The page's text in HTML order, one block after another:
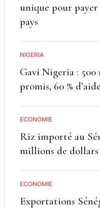
unique pour payer
pays
NIGÉRIA
Gavi Nigeria :
promis, 60 %
ECONOMIE
Riz importé au
millions de dollars
ECONOMIE
Exportations